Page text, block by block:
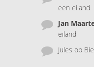
een eiland
Jan
eiland
Jules op